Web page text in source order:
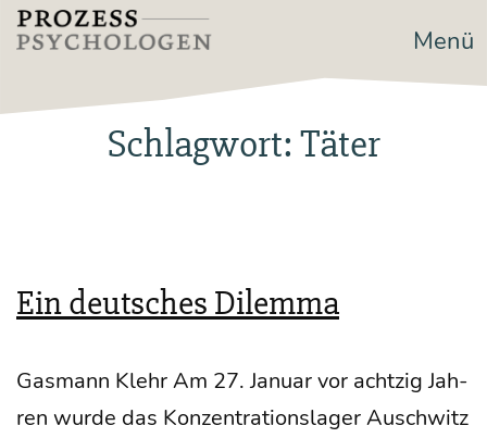
Zum
Inhalt
Prozesspsychologen Menü
Schlagwort: Täter
Ein deutsches Dilemma
Gas­mann Klehr Am 27. Janu­ar vor acht­zig Jah­
ren wur­de das Kon­zen­tra­ti­ons­la­ger Ausch­witz